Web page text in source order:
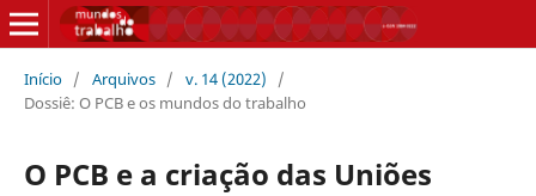
Início / Arquivos / v. 14 (2022)
/
Dossiê: O PCB e os mundos do trabalho
O PCB e a criação das Uniões